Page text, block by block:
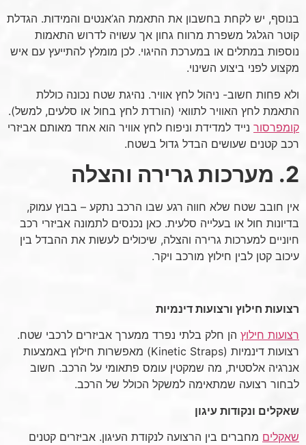
בנוסף, יש לקחת בחשבון את התאמת הג’אנטים והמידות. הגדלת
קוטר הגלגל משפרת מרווח גחון אך עשויה לדרוש התאמות
נוספות במתלים או במערכת ההיגוי. לכן מומלץ להתייעץ עם איש
מקצוע לפני ביצוע השינוי.
ולא פחות חשוב- ניהול לחץ אוויר. נהיגת שטח נכונה כוללת
התאמת לחץ האוויר לתוואי (הורדת לחץ בחול או סלעים, למשל).
קומפרסור נייד למדידת וניפוח לחץ אוויר הוא אחד מאותם אביזרי
רכב קטנים שעושים הבדל גדול בשטח.
2. מערכות גרירה והצלה
אין חובב שטח שלא חווה רגע שבו הרכב נתקע – בבוץ עמוק,
בדיונות חול או בעלייה סלעית. כאן נכנסים לתמונה אביזרי רכב
חיוניים למערכות גרירה והצלה, שיכולים לעשות את ההבדל בין
עיכוב קטן לבין חילוץ מורכב ויקר.
רצועות חילוץ ורצועות דינמיות
רצועות חילוץ הן חלק בלתי נפרד ממערך אביזרים לרכבי שטח.
רצועות דינמיות (Kinetic Straps) מאפשרות חילוץ באמצעות
אנרגיה אלסטית, מה שמקטין עומס פתאומי על הרכב. חשוב
לבחור רצועה שמתאימה למשקל הכולל של הרכב.
שאקלים ונקודות עיגון
שאקלים מחברים בין הרצועה לנקודת העיגון. אביזרים קטנים